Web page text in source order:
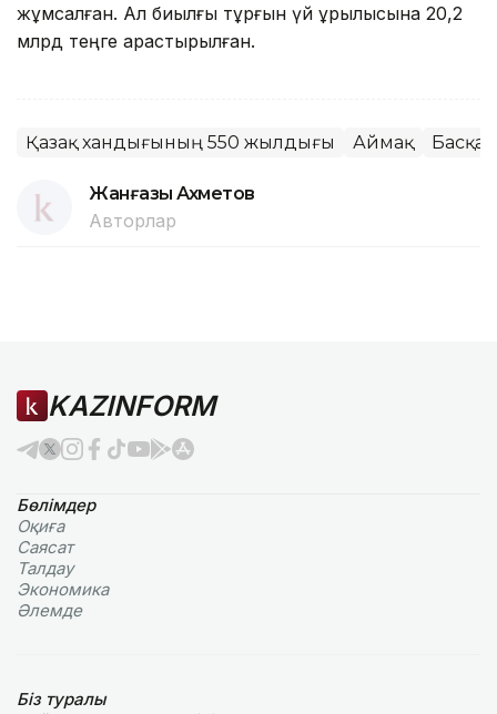
жұмсалған. Ал биылғы тұрғын үй құрылысына 20,2
млрд теңге қарастырылған.
Қазақ хандығының 550 жылдығы Аймақ Басқа
Жанғазы Ахметов
Авторлар
KAZINFORM
Бөлімдер
Оқиға
Саясат
Талдау
Экономика
Әлемде
Біз туралы